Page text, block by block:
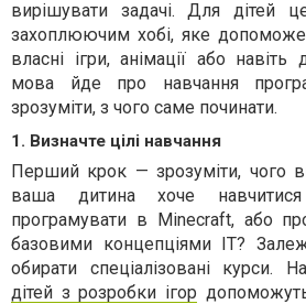
вирішувати задачі. Для дітей
захоплюючим хобі, яке
власні ігри, анімації або
мова йде про навчання
зрозуміти, з чого саме починати.
1. Визначте цілі навчання
Перший крок — зрозуміти, чого
ваша дитина хоче
програмувати в Minecraft, або
базовими концепціями IT?
обирати спеціалізовані курси.
дітей з розробки ігор